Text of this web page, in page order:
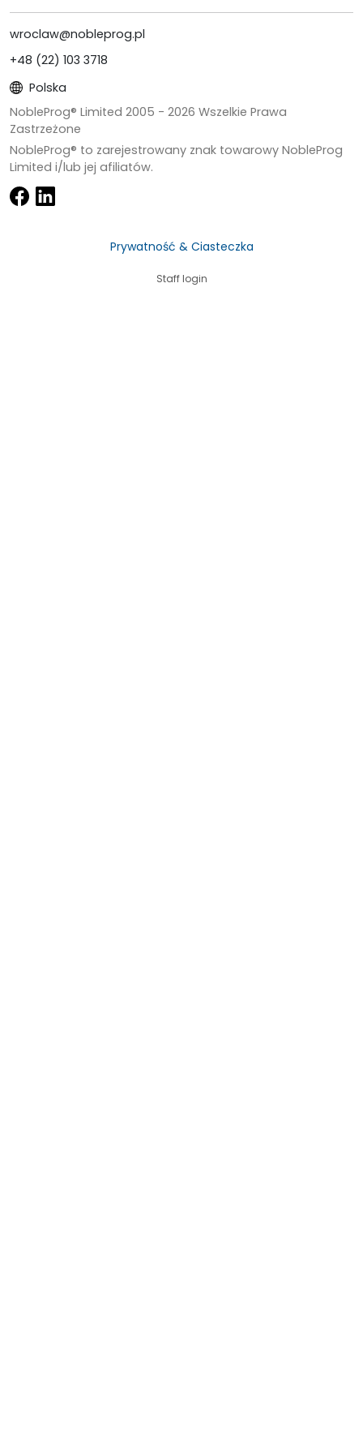
wroclaw@nobleprog.pl
+48 (22) 103 3718
Polska
NobleProg® Limited 2005 - 2026 Wszelkie Prawa
Zastrzeżone
NobleProg® to zarejestrowany znak towarowy NobleProg
Limited i/lub jej afiliatów.
Prywatność & Ciasteczka
Staff login